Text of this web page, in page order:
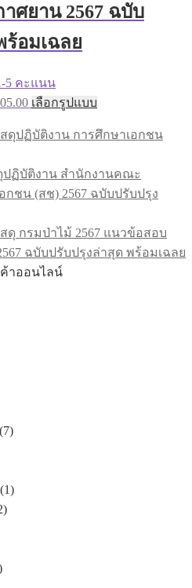
ศยาน 2567 ฉบับ
อมเฉลย
5 คะแนน
เลือกรูปแบบ
ปฏิบัติงาน สำนักงานคณะ
กชน (สช) 2567 ฉบับปรับปรุง
แนวข้อสอบ
ฉบับปรับปรุงล่าสุด พร้อมเฉลย
ค้าออนไลน์
(7)
(1)